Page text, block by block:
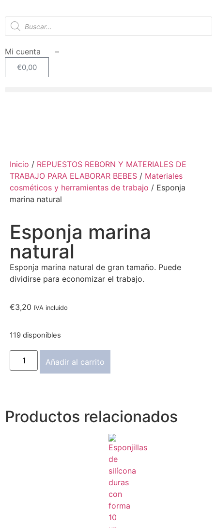
Mi cuenta –
€0,00
Inicio / REPUESTOS REBORN Y MATERIALES DE
TRABAJO PARA ELABORAR BEBES / Materiales
cosméticos y herramientas de trabajo / Esponja
marina natural
Esponja marina
natural
Esponja marina natural de gran tamaño. Puede
dividirse para economizar el trabajo.
€3,20 IVA incluido
119 disponibles
Añadir al carrito
Productos relacionados